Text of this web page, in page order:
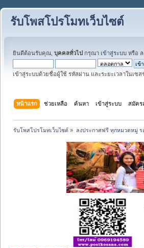
รับโพสโปรโมทเว็บไซต์
ยินดีต้อนรับคุณ, บุคคลทั่วไป กรุณา เข้าสู่ระบบ หรือ
เข้าสู่ระบบด้วยชื่อผู้ใช้ รหัสผ่าน และระยะเวลาในเซ
หน้าแรก ช่วยเหลือ ค้นหา เข้าสู่ระบบ สมัคร
รับโพสโปรโมทเว็บไซต์ » ลงประกาศฟรี ทุกหมวดหมู่ ร